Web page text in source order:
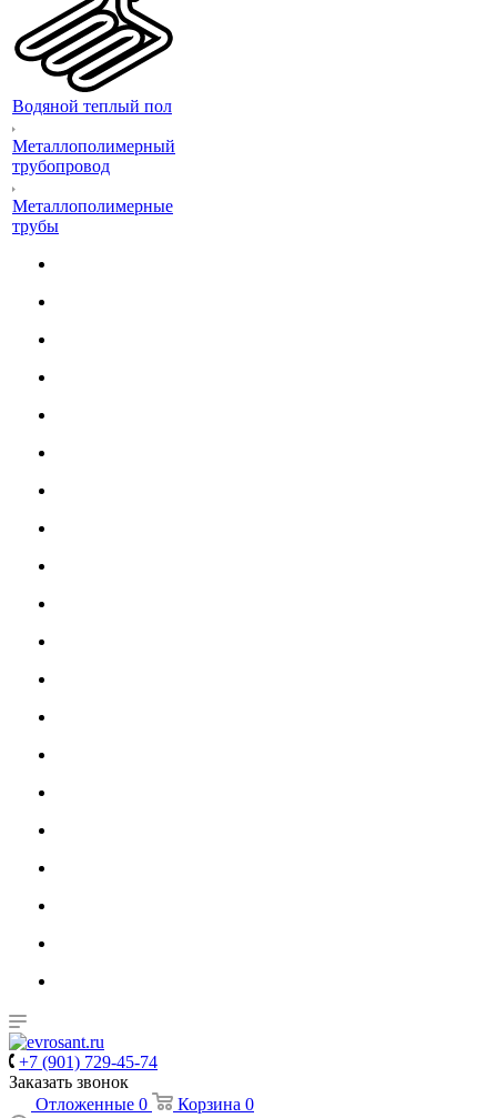
Водяной теплый пол
Металлополимерный
трубопровод
Металлополимерные
трубы
+7 (901) 729-45-74
Заказать звонок
Отложенные 0 Корзина 0